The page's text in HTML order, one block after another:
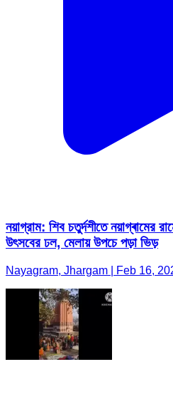
নয়াগ্রাম: শিব চতুর্দশীতে নয়াগ্ৰামের
উৎসবের ঢল, মেলায় উপচে পড়া ভিড়
Nayagram, Jhargam | Feb 16,